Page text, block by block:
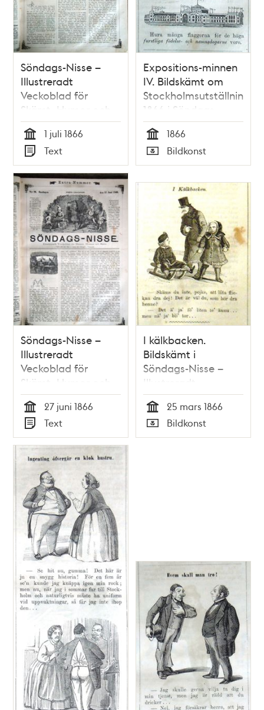
Söndags-Nisse –
Illustreradt
Veckoblad för
Skämt, Humor och
Satir, nr 27, den 1 juli
1866
Tid
1 juli 1866
Typ
Text
Expositions-minnen
IV. Bildskämt om
Stockholmsutställningen
1866 i Söndags-
Nisse – Illustreradt
Veckoblad för
Skämt, Humor och
Satir, nr 43, den 21
oktober 1866
Tid
1866
Typ
Bildkonst
Söndags-Nisse –
Illustreradt
Veckoblad för
Skämt, Humor och
Satir, nr 26, den 27
juni 1866
Tid
27 juni 1866
Typ
Text
I kälkbacken.
Bildskämt i
Söndags-Nisse –
Illustreradt
Veckoblad för
Skämt, Humor och
Satir, nr 12, den 25
mars 1866
Tid
25 mars 1866
Typ
Bildkonst